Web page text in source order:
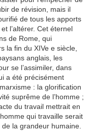
de révision, mais il
de tous les apports
l’altérer. Cet éternel
de Rome, qui
la fin du XIVe e siècle,
anglais, les
se l’assimiler, dans
a été précisément
: la glorification
suprême de l’homme ;
du travail mettrait en
qui travaille serait
la grandeur humaine.